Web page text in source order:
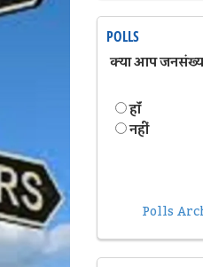
POLLS
क्या आप जनसंख्या
हॉं
नहीं
Polls